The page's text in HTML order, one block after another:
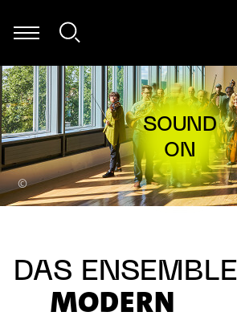
- Kaija Saariaho: Folia für Kontrabass &
©
DAS ENSEMBLE
MODERN